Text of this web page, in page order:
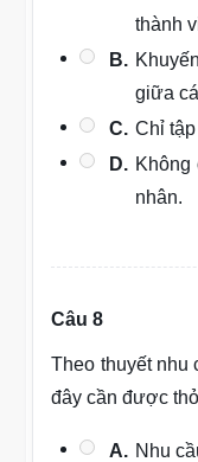
thành
B.
giữa
C. Chỉ
D. Không
nhân.
Câu 8
Theo thuyết nhu
đây cần được
A. Nhu